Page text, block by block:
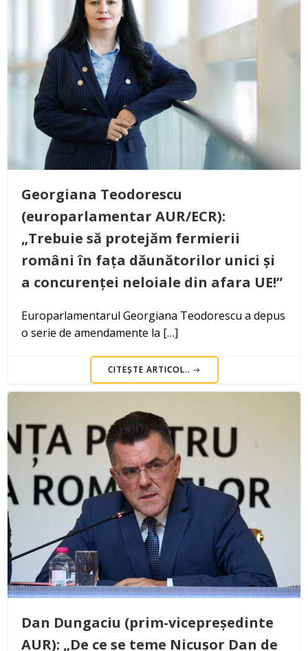
Georgiana Teodorescu
(europarlamentar AUR/ECR):
„Trebuie să protejăm fermierii
români în fața dăunătorilor unici și
a concurenței neloiale din afara UE!”
Europarlamentarul Georgiana Teodorescu a depus
o serie de amendamente la […]
CITEȘTE ARTICOL..
Dan Dungaciu (prim-vicepreședinte
AUR): „De ce se teme Nicușor Dan de